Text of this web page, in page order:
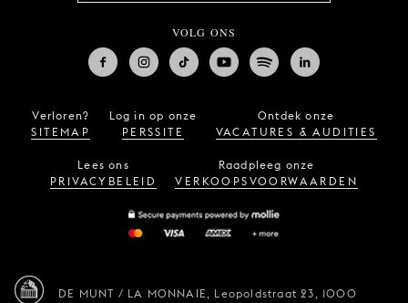
VOLG ONS
Verloren?
SITEMAP
Log in op onze
PERSSITE
Ontdek onze
VACATURES & AUDITIES
Lees ons
PRIVACYBELEID
Raadpleeg onze
VERKOOPSVOORWAARDEN
DE MUNT / LA MONNAIE, Leopoldstraat 23, 1000